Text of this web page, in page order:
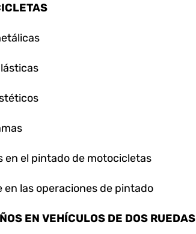
en el pintado de motocicletas
las operaciones de pintado
EN VEHÍCULOS DE DOS RUEDAS